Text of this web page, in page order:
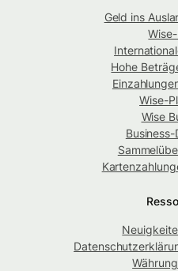
Geld ins
Hohe
Wise-
Wise